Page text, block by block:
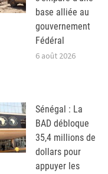
base alliée au
gouvernement
Fédéral
6 août 2026
Sénégal : La
BAD débloque
35,4 millions de
dollars pour
appuyer les